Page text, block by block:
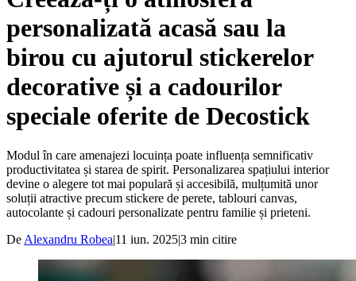
personalizată acasă sau la
birou cu ajutorul stickerelor
decorative și a cadourilor
speciale oferite de Decostick
Modul în care amenajezi locuința poate influența semnificativ
productivitatea și starea de spirit. Personalizarea spațiului interior
devine o alegere tot mai populară și accesibilă, mulțumită unor
soluții atractive precum stickere de perete, tablouri canvas,
autocolante și cadouri personalizate pentru familie și prieteni.
De Alexandru Robea|11 iun. 2025|3 min citire